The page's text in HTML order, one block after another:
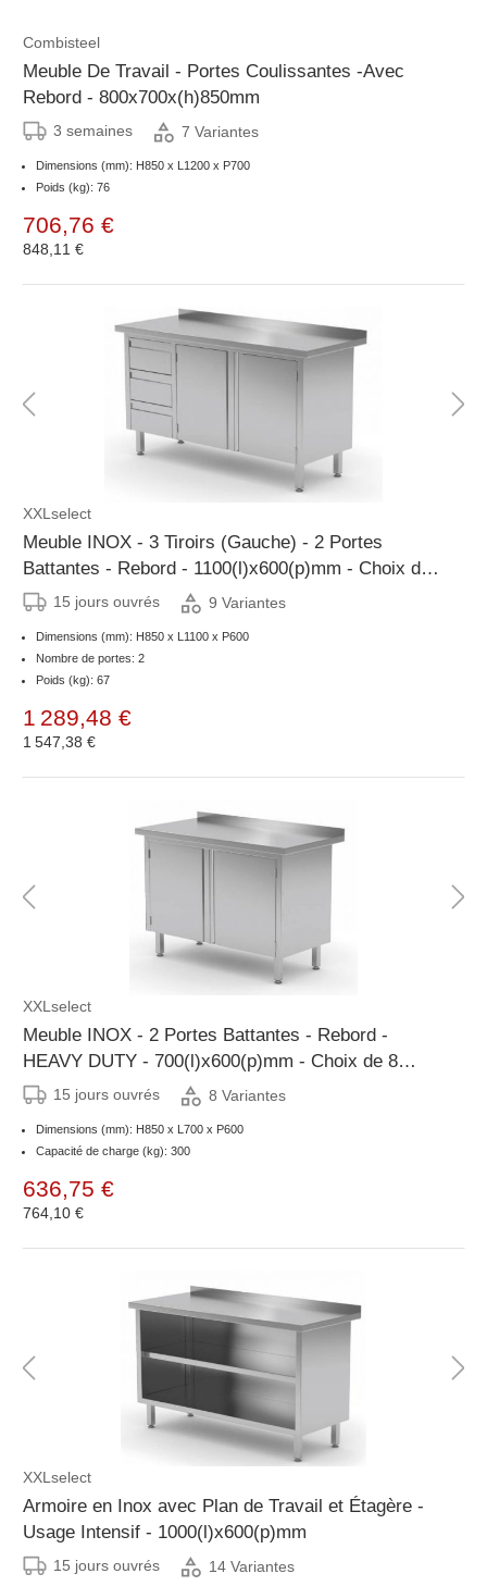
Combisteel
Meuble De Travail - Portes Coulissantes -Avec
Rebord - 800x700x(h)850mm
3 semaines 7 Variantes
Dimensions (mm): H850 x L1200 x P700
Poids (kg): 76
706,76 €
848,11 €
XXLselect
Meuble INOX - 3 Tiroirs (Gauche) - 2 Portes
Battantes - Rebord - 1100(l)x600(p)mm - Choix de
8 Largeurs
15 jours ouvrés 9 Variantes
Dimensions (mm): H850 x L1100 x P600
Nombre de portes: 2
Poids (kg): 67
1 289,48 €
1 547,38 €
XXLselect
Meuble INOX - 2 Portes Battantes - Rebord -
HEAVY DUTY - 700(l)x600(p)mm - Choix de 8
Largeurs
15 jours ouvrés 8 Variantes
Dimensions (mm): H850 x L700 x P600
Capacité de charge (kg): 300
636,75 €
764,10 €
XXLselect
Armoire en Inox avec Plan de Travail et Étagère -
Usage Intensif - 1000(l)x600(p)mm
15 jours ouvrés 14 Variantes